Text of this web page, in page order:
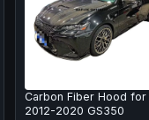
Carbon Fiber Hood for
2012-2020 GS350